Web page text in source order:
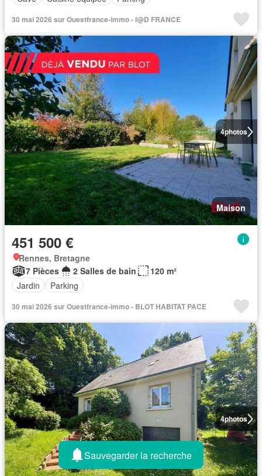
30 mai 2026 sur Ouestfrance-immo - I@D FRANCE
4photos
Maison
451 500 €
Rennes, Bretagne
7 Pièces
2 Salles de bain
120 m²
Jardin
Parking
30 mai 2026 sur Ouestfrance-immo - BLOT HABITAT PACE
4photos
Sauvegarder la recherche